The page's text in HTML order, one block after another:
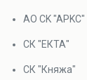
AO CK "APKC"
СК "ЕКТА"
СК "Княжа"